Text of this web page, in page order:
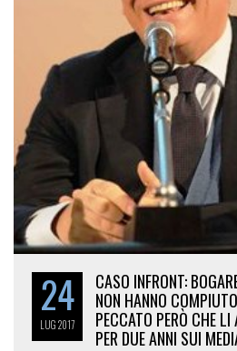
24
LUG2017
CASO INFRONT:
NON HANNO
PECCATO PERÒ CHE
PER DUE ANNI SUI